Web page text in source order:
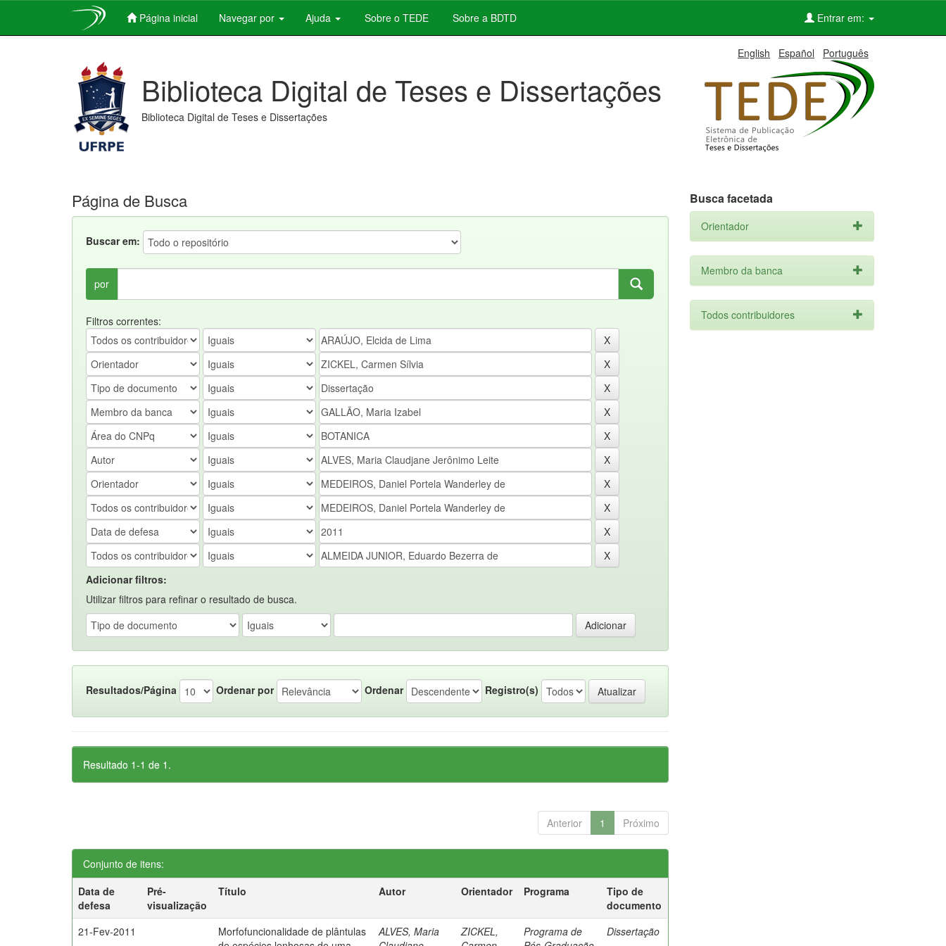
Página inicial Navegar por Ajuda Sobre o TEDE Sobre a BDTD Entrar em:
English Español Português
Biblioteca Digital de Teses e Dissertações
Biblioteca Digital de Teses e Dissertações
Página de Busca
Buscar em:
por
Filtros correntes:
Adicionar filtros:
Utilizar filtros para refinar o resultado de busca.
Resultados/Página Ordenar por Ordenar Registro(s)
Resultado 1-1 de 1.
Anterior 1 Próximo
Conjunto de itens:
Data de
defesa
Pré-
visualização
Título Autor Orientador Programa
Tipo de
documento
21-Fev-2011
Morfofuncionalidade de plântulas
ALVES, Maria
ZICKEL,
Programa de
Dissertação
Busca facetada
Orientador
Membro da banca
Todos contribuidores